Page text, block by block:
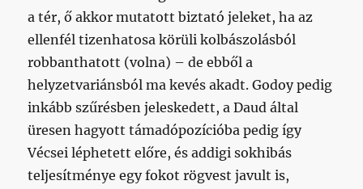
a tér, ő akkor mutatott biztató jeleket, ha az
ellenfél tizenhatosa körüli kolbászolásból
robbanthatott (volna) – de ebből a
helyzetvariánsból ma kevés akadt. Godoy pedig
inkább szűrésben jeleskedett, a Daud által
üresen hagyott támadópozícióba pedig így
Vécsei léphetett előre, és addigi sokhibás
teljesítménye egy fokot rögvest javult is,